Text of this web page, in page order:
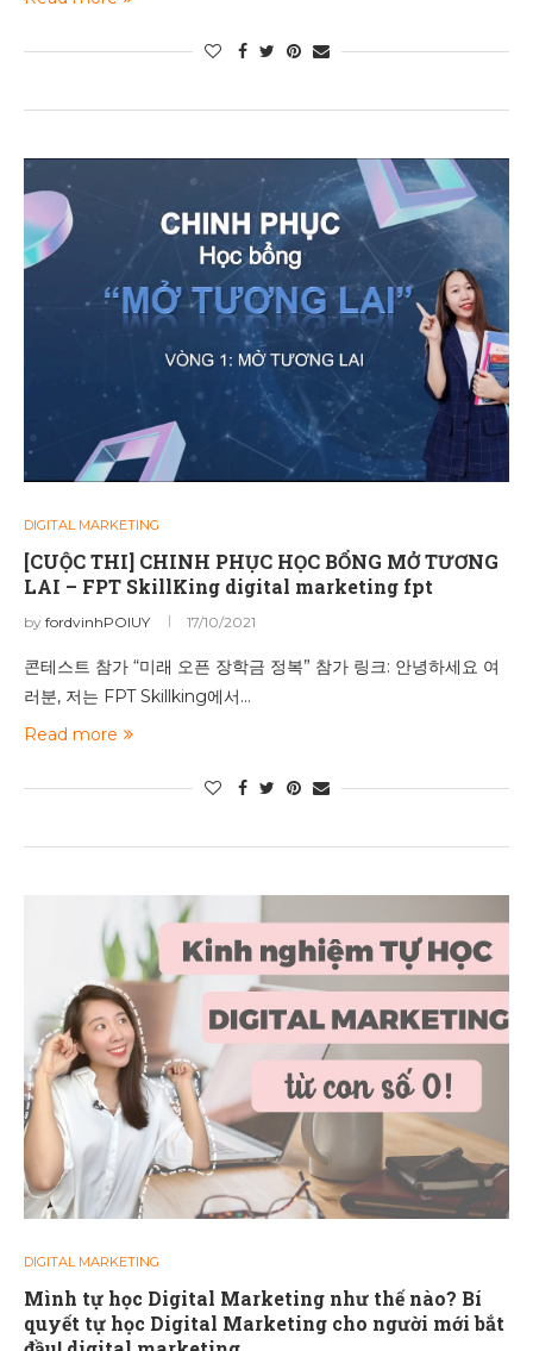
DIGITAL MARKETING
[CUỘC THI] CHINH PHỤC HỌC BỔNG MỞ TƯƠNG
LAI – FPT SkillKing digital marketing fpt
by fordvinhPOIUY 17/10/2021
콘테스트 참가 “미래 오픈 장학금 정복” 참가 링크: 안녕하세요 여
러분, 저는 FPT Skillking에서…
Read more
DIGITAL MARKETING
Mình tự học Digital Marketing như thế nào? Bí
quyết tự học Digital Marketing cho người mới bắt